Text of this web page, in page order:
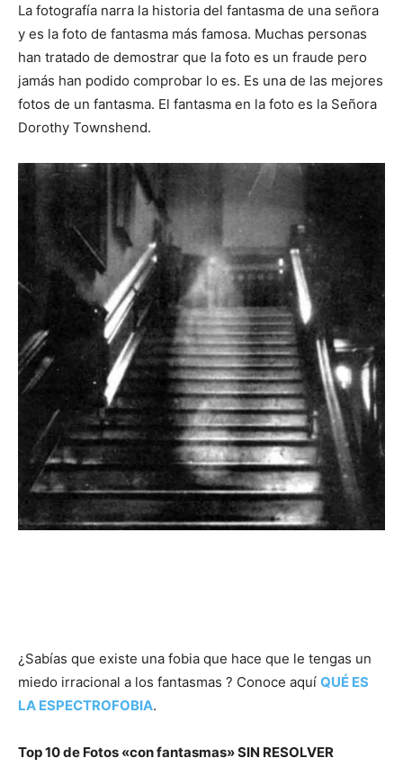
La fotografía narra la historia del fantasma de una señora
y es la foto de fantasma más famosa. Muchas personas
han tratado de demostrar que la foto es un fraude pero
jamás han podido comprobar lo es. Es una de las mejores
fotos de un fantasma. El fantasma en la foto es la Señora
Dorothy Townshend.
¿Sabías que existe una fobia que hace que le tengas un
miedo irracional a los fantasmas ? Conoce aquí QUÉ ES
LA ESPECTROFOBIA.
Top 10 de Fotos «con fantasmas» SIN RESOLVER